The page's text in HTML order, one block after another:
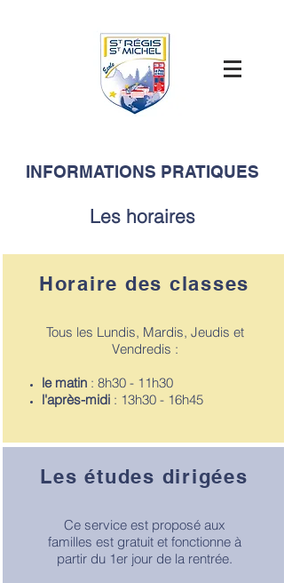
INFORMATIONS PRATIQUES
Les horaires
Horaire des classes
Tous les Lundis, Mardis, Jeudis et
Vendredis :
le matin: 8h30 - 11h30
l'après-midi: 13h30 - 16h45
Les études dirigées
Ce service est proposé aux
familles est gratuit et fonctionne à
partir du 1er jour de la rentrée.